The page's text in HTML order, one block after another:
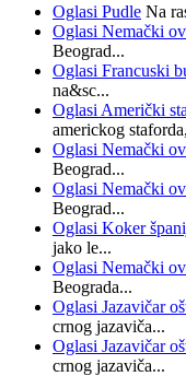
Oglasi Pudle Na
Oglasi Nemački
Beograd...
Oglasi Francuski
na&sc...
Oglasi Američki
americkog
Oglasi Nemački
Beograd...
Oglasi Nemački
Beograd...
Oglasi Koker
jako le...
Oglasi Nemački
Beograda...
Oglasi Jazavičar
crnog jazaviča...
Oglasi Jazavičar
crnog jazaviča...